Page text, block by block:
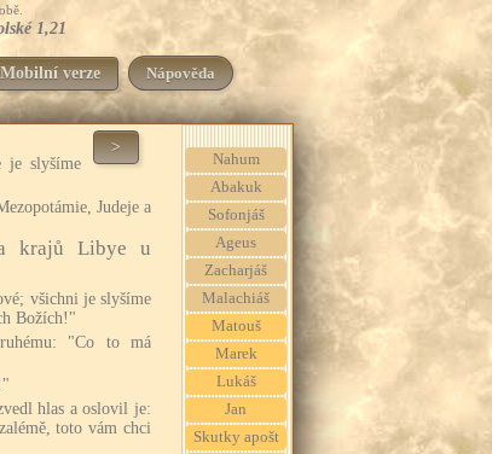
1,21
Mobilní verze Nápověda
>
je slyšíme
Judeje a
krajů Libye u
všichni je slyšíme
Božích!"
"Co to má
hlas a oslovil je:
toto vám chci
Nahum
Abakuk
Sofonjáš
Ageus
Zacharjáš
Malachiáš
Matouš
Marek
Lukáš
Jan
Skutky apošt